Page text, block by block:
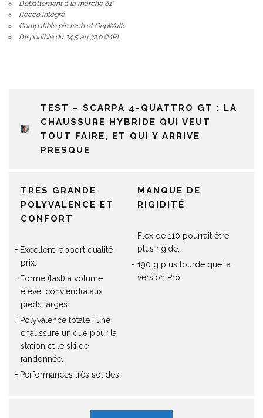
Débattement à la marche 61°
Recco intégré
Compatible pin tech et GripWalk.
Disponible du 24.5 au 32.0 (MP).
TEST – SCARPA 4-QUATTRO GT : LA
CHAUSSURE HYBRIDE QUI VEUT
TOUT FAIRE, ET QUI Y ARRIVE
PRESQUE
TRÈS GRANDE
POLYVALENCE ET
CONFORT
Excellent rapport qualité-
prix.
Forme (last) à volume
élevé, conviendra aux
pieds larges.
Polyvalence totale : une
chaussure unique pour la
station et le ski de
randonnée.
Performances très solides.
MANQUE DE
RIGIDITÉ
Flex de 110 pourrait être
plus rigide.
190 g plus lourde que la
version Pro.